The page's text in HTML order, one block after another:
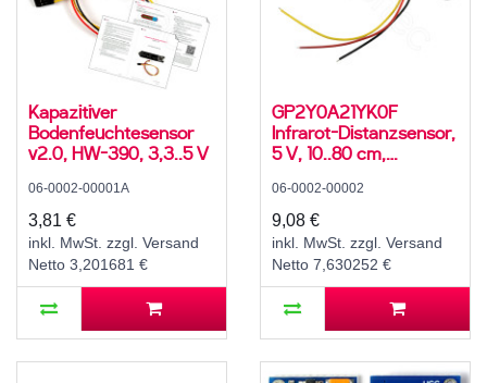
Kapazitiver
Bodenfeuchtesensor
v2.0, HW-390, 3,3..5 V
06-0002-00001A
3,81 €
inkl. MwSt. zzgl. Versand
Netto 3,201681 €
GP2Y0A21YK0F
Infrarot-Distanzsensor,
5 V, 10..80 cm,
06-0002-00002
9,08 €
inkl. MwSt. zzgl. Versand
Netto 7,630252 €